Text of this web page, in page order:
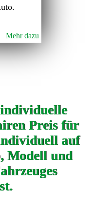
Mehr dazu
Preis für
auf
Modell und